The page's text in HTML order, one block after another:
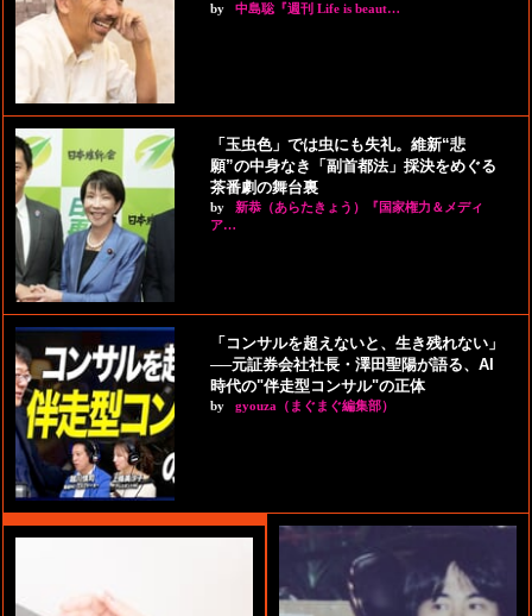
by 中島聡『週刊 Life is beaut…
「玉虫色」では虫にも失礼。維新“悲
願”の中身なき「副首都法」採決をめぐる
茶番劇の舞台裏
by
新恭（あらたきょう）『国家権力＆メディ
ア…
「コンサルを超えないと、生き残れない」
──元証券会社社長・澤田聖陽が語る、AI
時代の"伴走型コンサル"の正体
by gyouza（まぐまぐ編集部）